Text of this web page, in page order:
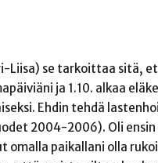
Liisa) se tarkoittaa sitä,
ja 1.10. alkaa
Ehdin tehdä
2004-2006). Oli
omalla paikallani olla